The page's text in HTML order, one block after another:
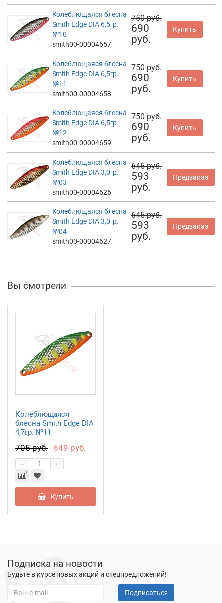
Колеблющаяся блесна
Smith Edge DIA 6,5гр.
№10
smith00-00004657
750 руб.
690
руб.
Купить
Колеблющаяся блесна
Smith Edge DIA 6,5гр.
№11
smith00-00004658
750 руб.
690
руб.
Купить
Колеблющаяся блесна
Smith Edge DIA 6,5гр.
№12
smith00-00004659
750 руб.
690
руб.
Купить
Колеблющаяся блесна
Smith Edge DIA 3,0гр.
№03
smith00-00004626
645 руб.
593
руб.
Предзаказ
Колеблющаяся блесна
Smith Edge DIA 3,0гр.
№04
smith00-00004627
645 руб.
593
руб.
Предзаказ
Вы смотрели
Колеблющаяся
блесна Smith Edge DIA
4,7гр. №11
705 руб. 649 руб.
+
-
Купить
Подписка на новости
Будьте в курсе новых акций и спецпредложений!
Подписаться